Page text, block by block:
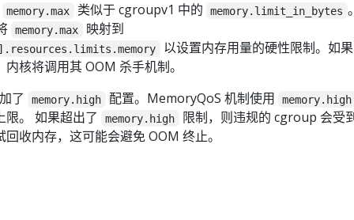
memory.max 类似于 cgroupv1 中的 memory.limit_in_bytes 。
memory.max 映射到
以设置内存用量的硬性限制。如
核将调用其 OOM 杀手机制。
了
memory.high 配置。MemoryQoS 机制使用 memory.high
限。 如果超出了
memory.high
限制，则违规的 cgroup 会受
收内存，这可能会避免 OOM 终止。